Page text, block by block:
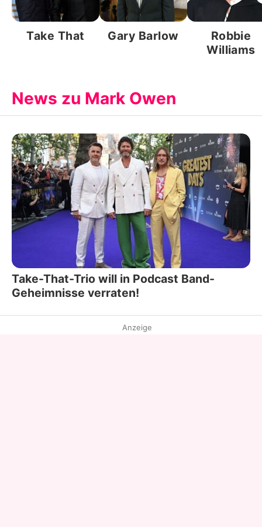
Take That Gary Barlow
Robbie
Williams
News zu Mark Owen
Take-That-Trio will in Podcast Band-
Geheimnisse verraten!
Anzeige